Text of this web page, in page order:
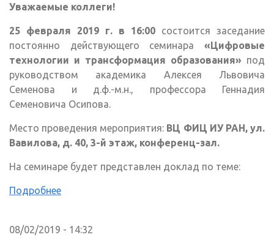
Уважаемые коллеги!
25 февраля 2019 г. в 16:00 состоится заседание
постоянно действующего семинара «Цифровые
технологии и трансформация образования» под
руководством академика Алексея Львовича
Семенова и д.ф.-м.н., профессора Геннадия
Семеновича Осипова.
Место проведения мероприятия: ВЦ ФИЦ ИУ РАН, ул.
Вавилова, д. 40, 3-й этаж, конференц-зал.
На семинаре будет представлен доклад по теме:
Подробнее
08/02/2019 - 14:32